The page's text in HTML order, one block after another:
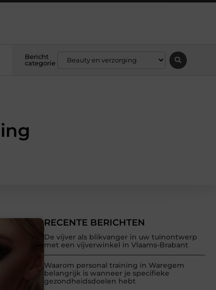
Bericht
categorie
RECENTE BERICHTEN
De vijver als blikvanger in uw tuinontwerp
met een vijverwinkel in Vlaams-Brabant
Waarom personal training in Waregem
belangrijk is wanneer je specifieke
gezondheidsdoelen hebt